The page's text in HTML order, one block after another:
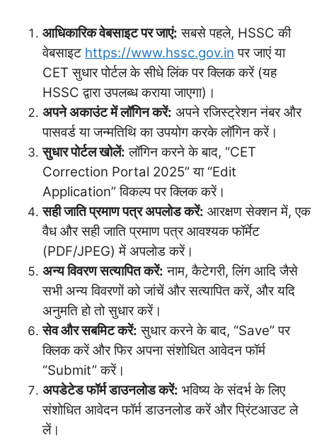
आधिकारिक वेबसाइट पर जाएं: सबसे पहले, HSSC की
वेबसाइट https://www.hssc.gov.in पर जाएं या
CET सुधार पोर्टल के सीधे लिंक पर क्लिक करें (यह
HSSC द्वारा उपलब्ध कराया जाएगा)।
अपने अकाउंट में लॉगिन करें: अपने रजिस्ट्रेशन नंबर और
पासवर्ड या जन्मतिथि का उपयोग करके लॉगिन करें।
सुधार पोर्टल खोलें: लॉगिन करने के बाद, “CET
Correction Portal 2025” या “Edit
Application” विकल्प पर क्लिक करें।
सही जाति प्रमाण पत्र अपलोड करें: आरक्षण सेक्शन में, एक
वैध और सही जाति प्रमाण पत्र आवश्यक फॉर्मेट
(PDF/JPEG) में अपलोड करें।
अन्य विवरण सत्यापित करें: नाम, कैटेगरी, लिंग आदि जैसे
सभी अन्य विवरणों को जांचें और सत्यापित करें, और यदि
अनुमति हो तो सुधार करें।
सेव और सबमिट करें: सुधार करने के बाद, “Save” पर
क्लिक करें और फिर अपना संशोधित आवेदन फॉर्म
“Submit” करें।
अपडेटेड फॉर्म डाउनलोड करें: भविष्य के संदर्भ के लिए
संशोधित आवेदन फॉर्म डाउनलोड करें और प्रिंटआउट ले
लें।